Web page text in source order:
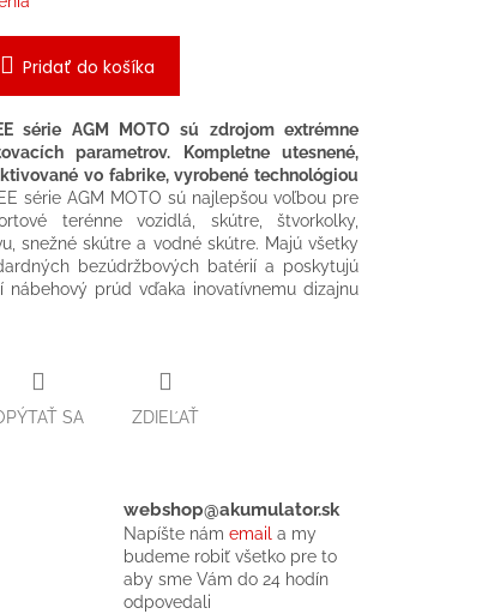
Pridať do košíka
série AGM MOTO sú zdrojom extrémne
parametrov. Kompletne utesnené,
vo fabrike, vyrobené technológiou
série AGM MOTO sú najlepšou voľbou pre
terénne vozidlá, skútre, štvorkolky,
snežné skútre a vodné skútre. Majú všetky
bezúdržbových batérií a poskytujú
nábehový prúd vďaka inovatívnemu dizajnu
SA ZDIEĽAŤ
webshop@akumulator.sk
Napíšte nám email a my
budeme robiť všetko pre to
aby sme Vám do 24 hodín
odpovedali